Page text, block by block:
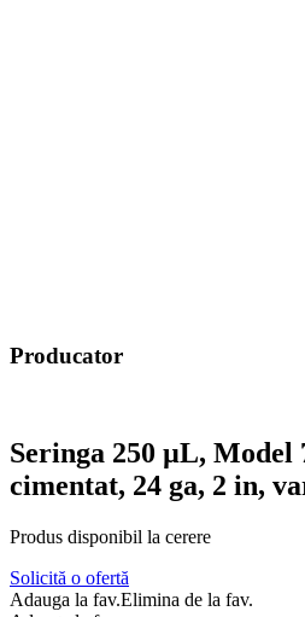
Producator
Seringa 250 µL, Model
cimentat, 24 ga, 2 in,
Produs disponibil la cerere
Solicită o ofertă
Adauga la fav.Elimina de la fav.